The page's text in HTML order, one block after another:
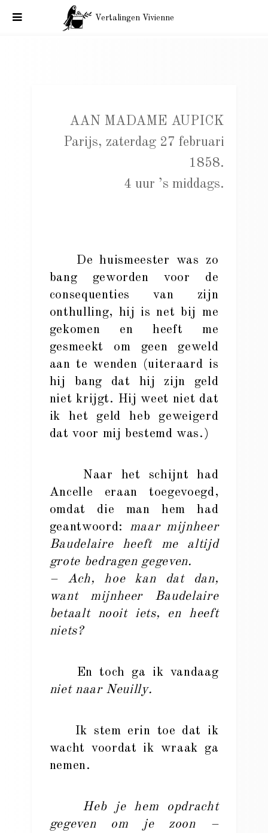
Vertalingen Vivienne
AAN MADAME AUPICK
Parijs, zaterdag 27 februari
1858.
4 uur ’s middags.
De huismeester was zo
bang geworden voor de
consequenties van zijn
onthulling, hij is net bij me
gekomen en heeft me
gesmeekt om geen geweld
aan te wenden (uiteraard is
hij bang dat hij zijn geld
niet krijgt. Hij weet niet dat
ik het geld heb geweigerd
dat voor mij bestemd was.)
Naar het schijnt had
Ancelle eraan toegevoegd,
omdat die man hem had
geantwoord: maar mijnheer
Baudelaire heeft me altijd
grote bedragen gegeven.
– Ach, hoe kan dat dan,
want mijnheer Baudelaire
betaalt nooit iets, en heeft
niets?
En toch ga ik vandaag
niet naar Neuilly.
Ik stem erin toe dat ik
wacht voordat ik wraak ga
nemen.
Heb je hem opdracht
gegeven om je zoon –